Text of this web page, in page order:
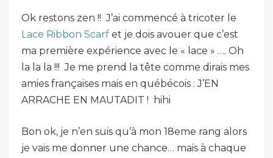
Ok restons zen !! J’ai commencé à tricoter le
Lace Ribbon Scarf et je dois avouer que c’est
ma première expérience avec le « lace » …. Oh
la la la !!! Je me prend la tête comme dirais mes
amies françaises mais en québécois : J’EN
ARRACHE EN MAUTADIT ! hihi
Bon ok, je n’en suis qu’à mon 18eme rang alors
je vais me donner une chance… mais à chaque